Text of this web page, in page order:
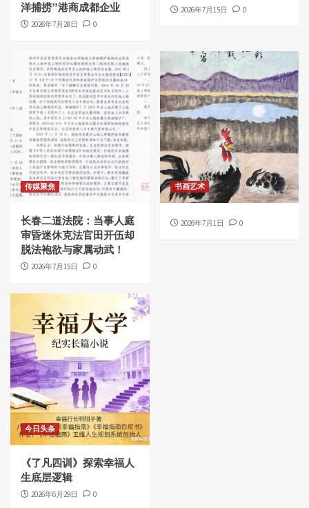
洋捕捞”港商成都企业
2026年7月28日 0
2026年7月15日 0
传媒聚焦
长春二道法院：当事人庭
审昏迷休克法官田开伍却
脱法袍欲与家属动武！
2026年7月15日 0
书画艺术
2026年7月1日 0
今日头条
《了凡四训》探索幸福人
生底层逻辑
2026年6月29日 0